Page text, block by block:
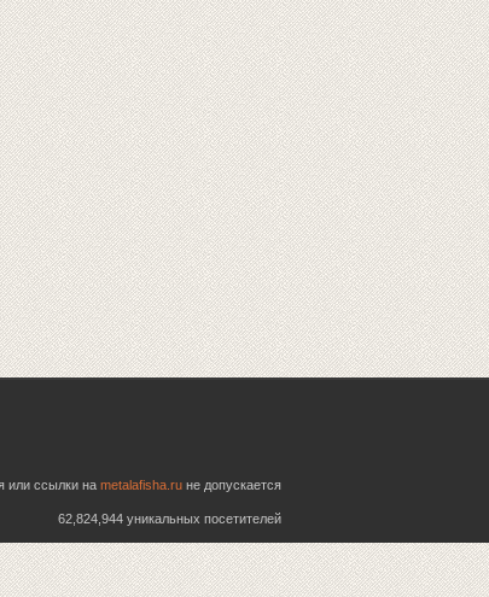
или ссылки на metalafisha.ru не допускается
62,824,944 уникальных посетителей